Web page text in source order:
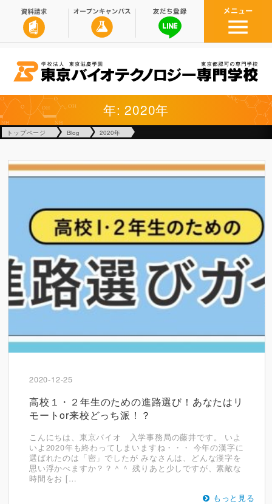
年: 2020年
トップページ Blog 2020年
2020-12-25
高校１・２年生のための進路選び！あなたはリ
モートor来校どっち派！？
こんにちは、東京バイオ 入学事務局の藤井です。 いよ
いよ2020年も終わってしまいますね・・・ 今年の漢字に
選ばれたのは「密」でしたが みなさんは、どんな漢字を
思い浮かべますか？？＾＾ 残りあと少しですが、素敵な
時間をお […
もっと見る